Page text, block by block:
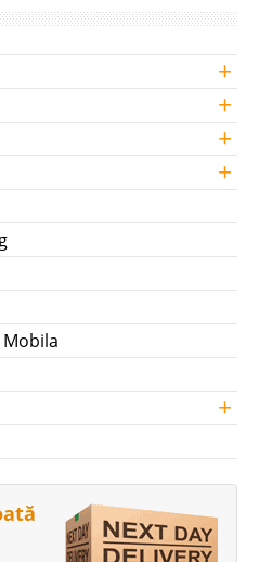
+
+
+
+
+